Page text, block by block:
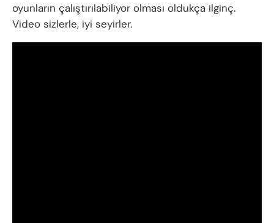
oyunların çalıştırılabiliyor olması oldukça ilginç.
Video sizlerle, iyi seyirler.